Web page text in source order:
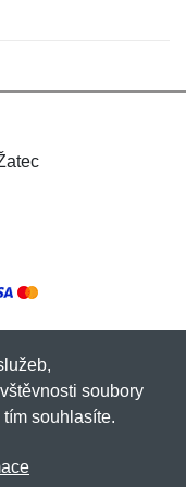
Netnakup.cz
soubory
souhlasíte.